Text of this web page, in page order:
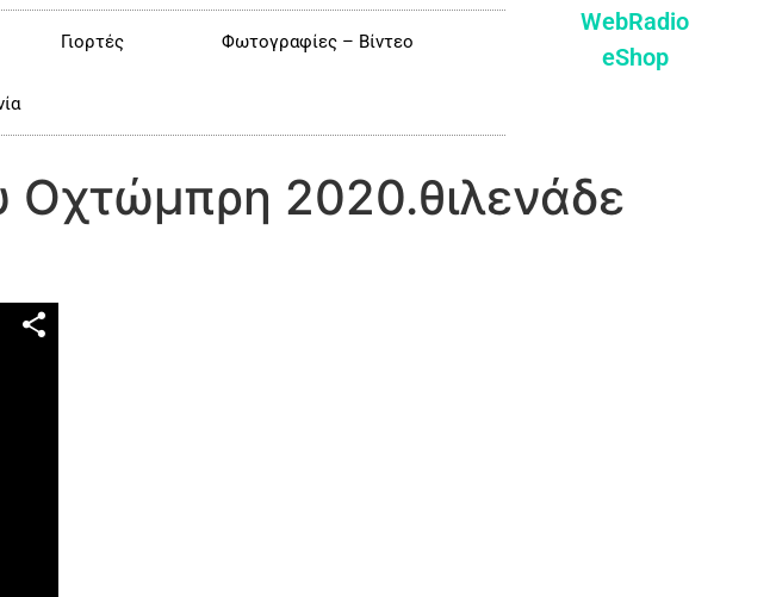
Γιορτές Φωτογραφίες – Βίντεο
WebRadio
eShop
Οχτώμπρη 2020.θιλενάδε